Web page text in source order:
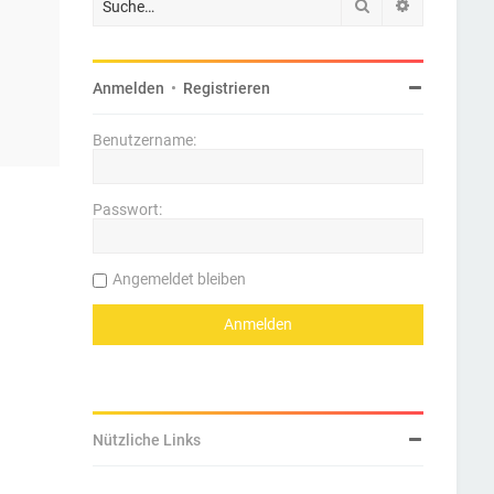
Suche
Anmelden • Registrieren
Benutzername:
Passwort:
Angemeldet bleiben
Nützliche Links